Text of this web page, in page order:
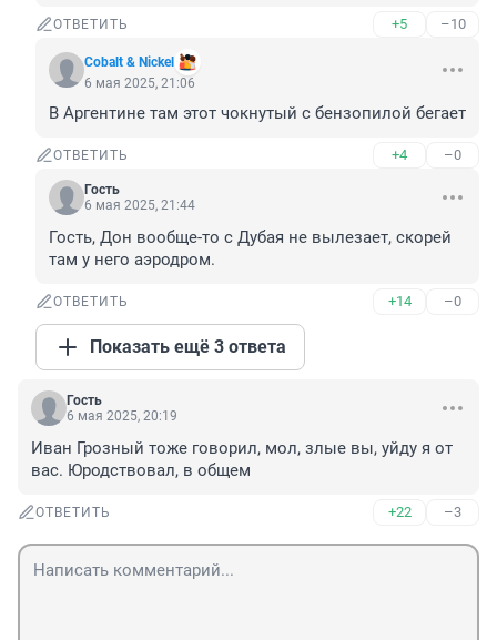
ОТВЕТИТЬ +5 –10
Cobalt & Nickel
6 мая 2025, 21:06
В Аргентине там этот чокнутый с бензопилой бегает
ОТВЕТИТЬ +4 –0
Гость
6 мая 2025, 21:44
Гость, Дон вообще-то с Дубая не вылезает, скорей
там у него аэродром.
ОТВЕТИТЬ +14 –0
Показать ещё 3 ответа
Гость
6 мая 2025, 20:19
Иван Грозный тоже говорил, мол, злые вы, уйду я от
вас. Юродствовал, в общем
ОТВЕТИТЬ +22 –3